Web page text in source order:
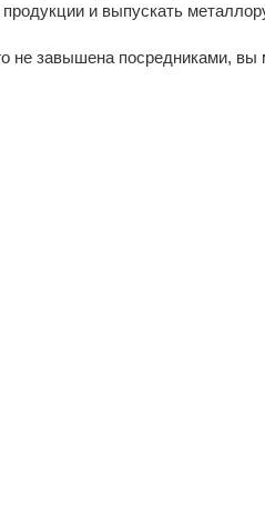
и выпускать
не завышена посредниками,